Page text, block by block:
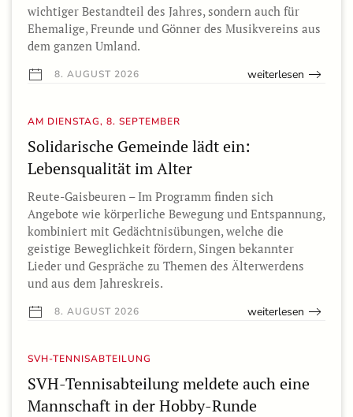
wichtiger Bestandteil des Jahres, sondern auch für
Ehemalige, Freunde und Gönner des Musikvereins aus
dem ganzen Umland.
8. AUGUST 2026 weiterlesen
AM DIENSTAG, 8. SEPTEMBER
Solidarische Gemeinde lädt ein:
Lebensqualität im Alter
Reute-Gaisbeuren – Im Programm finden sich
Angebote wie körperliche Bewegung und Entspannung,
kombiniert mit Gedächtnisübungen, welche die
geistige Beweglichkeit fördern, Singen bekannter
Lieder und Gespräche zu Themen des Älterwerdens
und aus dem Jahreskreis.
8. AUGUST 2026 weiterlesen
SVH-TENNISABTEILUNG
SVH-Tennisabteilung meldete auch eine
Mannschaft in der Hobby-Runde